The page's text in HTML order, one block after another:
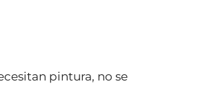
pintura, no se